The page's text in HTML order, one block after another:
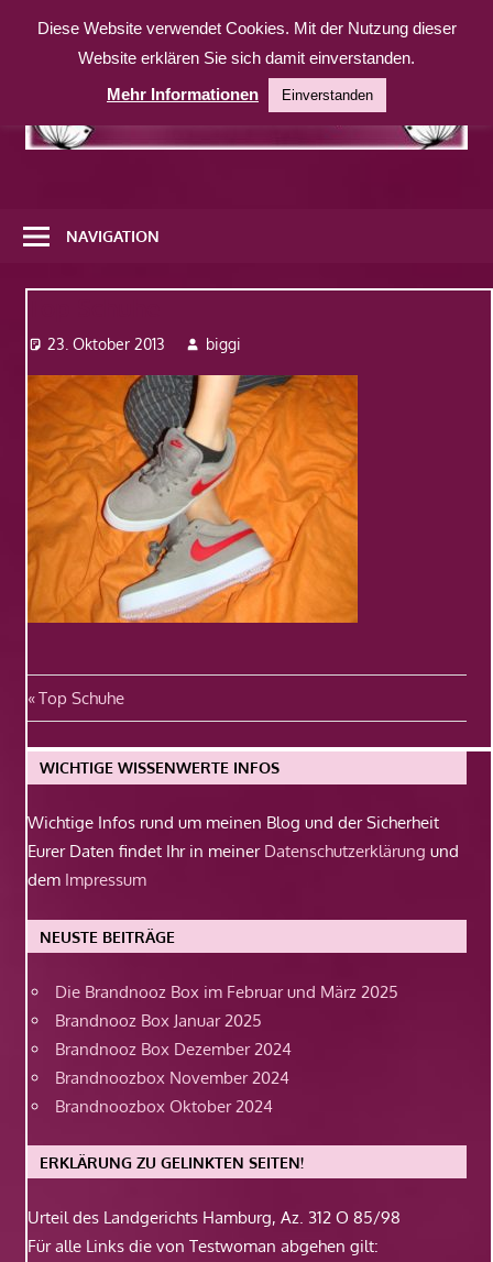
Inhalt
weitere
Website
NAVIGATION
23. Oktober 2013 biggi
Beitragsnavigation
Vorheriger
Beitrag:
Top Schuhe
WICHTIGE WISSENWERTE INFOS
Wichtige Infos rund um meinen Blog und der Sicherheit
Eurer Daten findet Ihr in meiner Datenschutzerklärung und
dem Impressum
NEUSTE BEITRÄGE
Die Brandnooz Box im Februar und März 2025
Brandnooz Box Januar 2025
Brandnooz Box Dezember 2024
Brandnoozbox November 2024
Brandnoozbox Oktober 2024
ERKLÄRUNG ZU GELINKTEN SEITEN!
Urteil des Landgerichts Hamburg, Az. 312 O 85/98
Für alle Links die von Testwoman abgehen gilt:
Diese Website verwendet Cookies. Mit der Nutzung dieser
Website erklären Sie sich damit einverstanden.
Mehr Informationen
Einverstanden